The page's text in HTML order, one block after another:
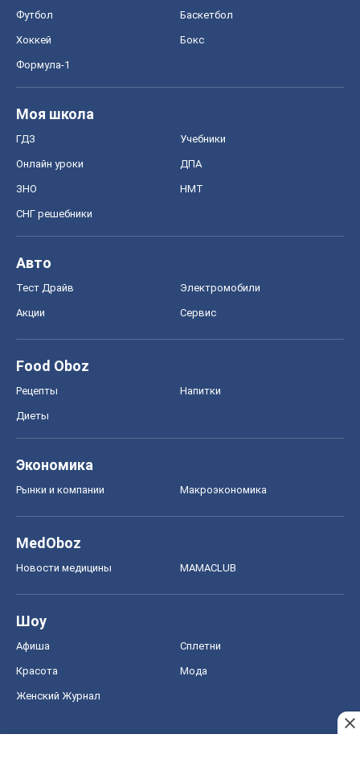
Футбол Баскетбол
Хоккей Бокс
Формула-1
Моя школа
ГДЗ Учебники
Онлайн уроки ДПА
ЗНО НМТ
СНГ решебники
Авто
Тест Драйв Электромобили
Акции Сервис
Food Oboz
Рецепты Напитки
Диеты
Экономика
Рынки и компании Mакроэкономика
MedOboz
Новости медицины MAMACLUB
Шоу
Афиша Сплетни
Красота Мода
Женский Журнал